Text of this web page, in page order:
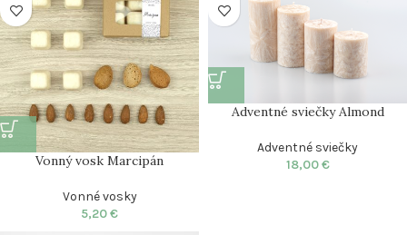
Vonný vosk Marcipán
Vonné vosky
5,20€
Adventné sviečky Almond
Adventné sviečky
18,00€